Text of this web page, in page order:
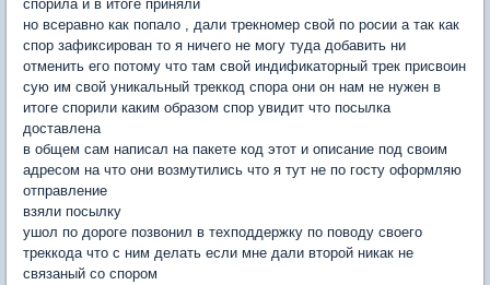
спорила и в итоге приняли
но всеравно как попало , дали трекномер свой по росии а так как
спор зафиксирован то я ничего не могу туда добавить ни
отменить его потому что там свой индификаторный трек присвоин
сую им свой уникальный треккод спора они он нам не нужен в
итоге спорили каким образом спор увидит что посылка
доставлена
в общем сам написал на пакете код этот и описание под своим
адресом на что они возмутились что я тут не по госту оформляю
отправление
взяли посылку
ушол по дороге позвонил в техподдержку по поводу своего
треккода что с ним делать если мне дали второй никак не
связаный со спором